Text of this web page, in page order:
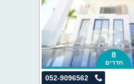
8
חדרים
052-9096562